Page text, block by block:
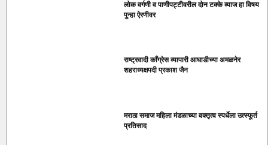
लोक वर्गणी व पाणीपट्टीवरील दोन टक्के व्याज हा विषय
पुन्हा ऐरणीवर
राष्ट्रवादी काँग्रेस व्यापारी आघाडीच्या अमळनेर
शहराध्यक्षपदी प्रकाश जैन
मराठा समाज महिला मंडळाच्या वक्तृत्व स्पर्धेला उत्स्फूर्त
प्रतिसाद